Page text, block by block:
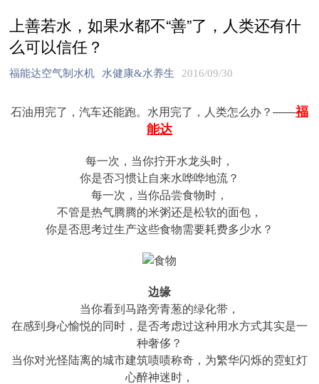
上善若水，如果水都不“善”了，人类还有什
么可以信任？
福能达空气制水机 水健康&水养生 2016/09/30
石油用完了，汽车还能跑。水用完了，人类怎么办？——福
能达
每一次，当你拧开水龙头时，
你是否习惯让自来水哗哗地流？
每一次，当你品尝食物时，
不管是热气腾腾的米粥还是松软的面包，
你是否思考过生产这些食物需要耗费多少水？
边缘
当你看到马路旁青葱的绿化带，
在感到身心愉悦的同时，是否考虑过这种用水方式其实是一
种奢侈？
当你对光怪陆离的城市建筑啧啧称奇，为繁华闪烁的霓虹灯
心醉神迷时，